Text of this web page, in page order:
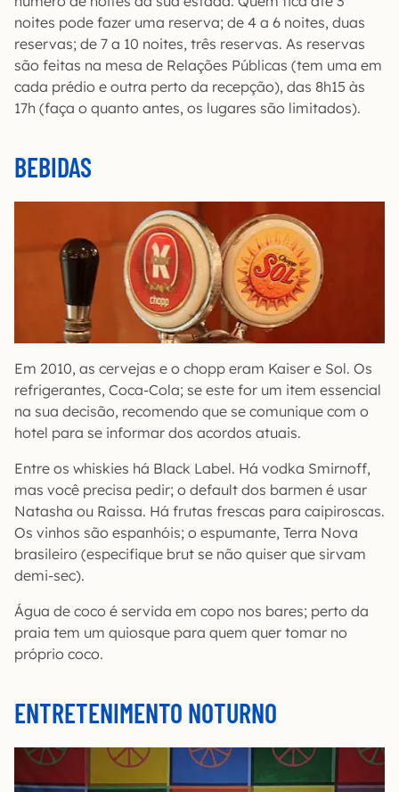
noites pode fazer uma reserva; de 4 a 6 noites, duas
reservas; de 7 a 10 noites, três reservas. As reservas
são feitas na mesa de Relações Públicas (tem uma em
cada prédio e outra perto da recepção), das 8h15 às
17h (faça o quanto antes, os lugares são limitados).
BEBIDAS
Em 2010, as cervejas e o chopp eram Kaiser e Sol. Os
refrigerantes, Coca-Cola; se este for um item essencial
na sua decisão, recomendo que se comunique com o
hotel para se informar dos acordos atuais.
Entre os whiskies há Black Label. Há vodka Smirnoff,
mas você precisa pedir; o default dos barmen é usar
Natasha ou Raissa. Há frutas frescas para caipiroscas.
Os vinhos são espanhóis; o espumante, Terra Nova
brasileiro (especifique brut se não quiser que sirvam
demi-sec).
Água de coco é servida em copo nos bares; perto da
praia tem um quiosque para quem quer tomar no
próprio coco.
ENTRETENIMENTO NOTURNO